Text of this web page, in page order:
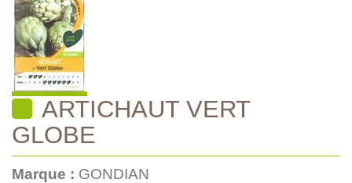
ARTICHAUT VERT
GLOBE
Marque : GONDIAN